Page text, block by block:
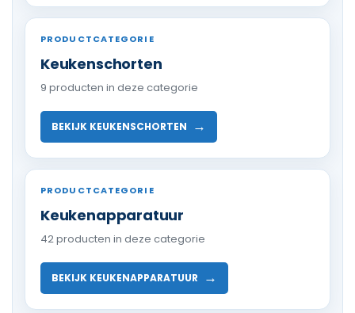
PRODUCTCATEGORIE
Keukenschorten
9 producten in deze categorie
BEKIJK KEUKENSCHORTEN →
PRODUCTCATEGORIE
Keukenapparatuur
42 producten in deze categorie
BEKIJK KEUKENAPPARATUUR →